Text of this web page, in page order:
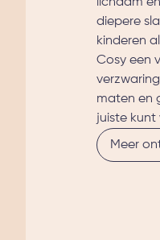
diepere
kinderen
Cosy een
maten en
juiste kunt
Meer